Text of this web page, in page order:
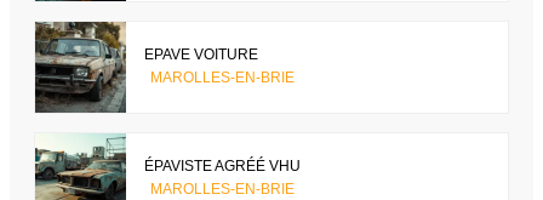
EPAVE VOITURE
MAROLLES-EN-BRIE
ÉPAVISTE AGRÉÉ VHU
MAROLLES-EN-BRIE